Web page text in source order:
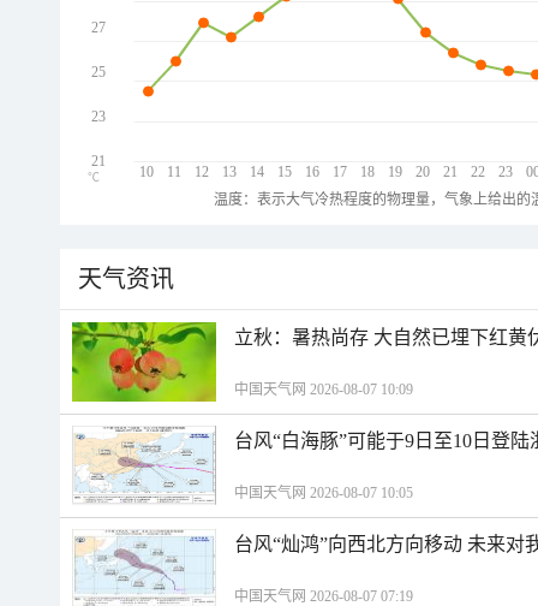
10 11 12 13 14 15 16 17 18 19 20 21 22 23
27
25
23
21
℃
温度：表示大气冷热程度的物理量，气象上给出
天气资讯
立秋：暑热尚存 大自然已埋下红黄
中国天气网 2026-08-07 10:09
台风“白海豚”可能于9日至10日登陆
中国天气网 2026-08-07 10:05
台风“灿鸿”向西北方向移动 未来对
中国天气网 2026-08-07 07:19